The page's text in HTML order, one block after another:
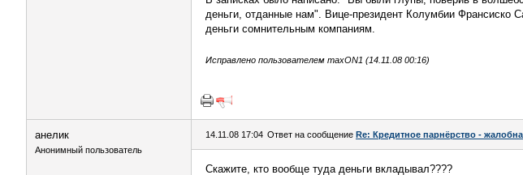
деньги, отданные нам". Вице-президент Колумбии Франсиско
деньги сомнительным компаниям.
Исправлено пользователем maxON1 (14.11.08 00:16)
анелик
Анонимный пользователь
14.11.08 17:04 Ответ на сообщение Re: Кредитное парнёрство -
Скажите, кто вообще туда деньги вкладывал????